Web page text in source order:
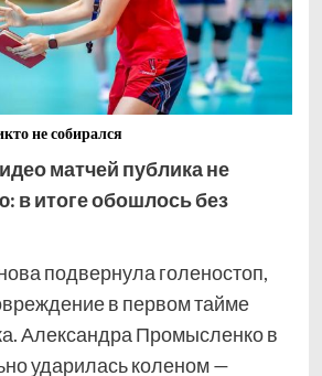
не собирался
матчей публика не
в итоге обошлось без
подвернула голеностоп,
в первом тайме
Александра Промысленко в
ударилась коленом —